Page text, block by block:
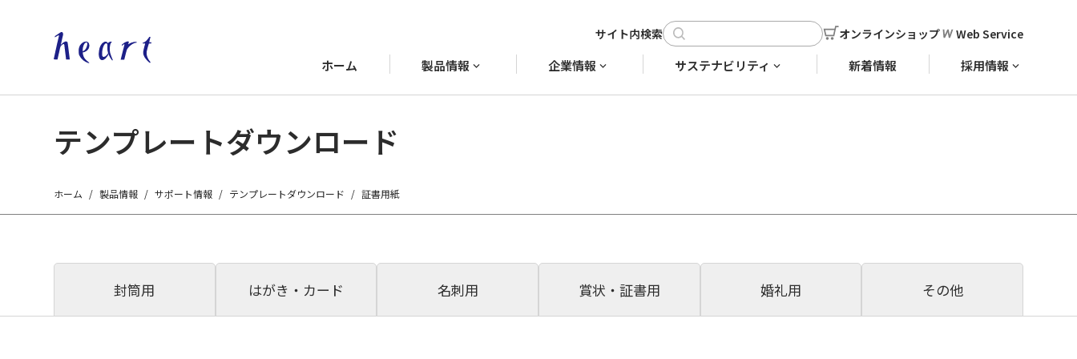
オンラインショップ Web Service
ホーム 製品情報 企業情報 サステナビリティ 新着情報 採用情報
テンプレートダウンロード
ホーム 製品情報 サポート情報 テンプレートダウンロード 証書用紙
封筒用 はがき・カード 名刺用 賞状・証書用 婚礼用 その他